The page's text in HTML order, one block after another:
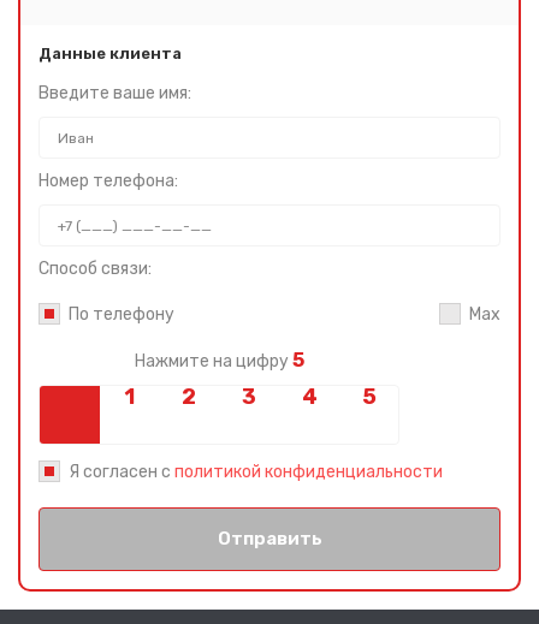
Данные клиента
Введите ваше имя:
Номер телефона:
Способ связи:
По телефону Max
Нажмите на цифру 5
Я согласен с политикой конфиденциальности
Отправить